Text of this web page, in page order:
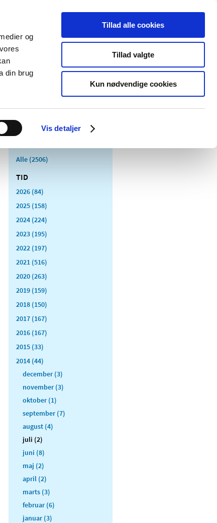
og
din brug
Vis detaljer
Tillad alle cookies
Tillad valgte
Kun nødvendige cookies
Særlige
produktområder
Alle (2506)
TID
2026 (84)
2025 (158)
2024 (224)
2023 (195)
2022 (197)
2021 (516)
2020 (263)
2019 (159)
2018 (150)
2017 (167)
2016 (167)
2015 (33)
2014 (44)
december (3)
november (3)
oktober (1)
september (7)
august (4)
juli (2)
juni (8)
maj (2)
april (2)
marts (3)
februar (6)
januar (3)